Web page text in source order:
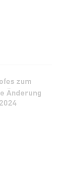
zum
Änderung